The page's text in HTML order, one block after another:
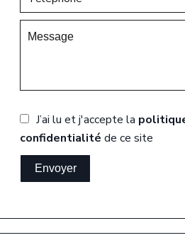
J’ai lu et j'accepte la
confidentialité de ce site
Envoyer